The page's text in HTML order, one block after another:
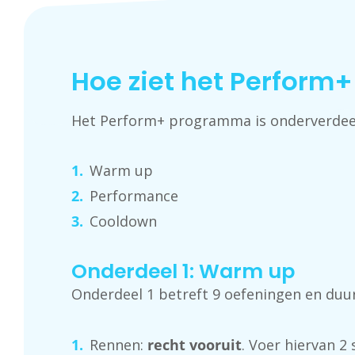
Hoe ziet het
Het Perform+ programma is
Warm up
Performance
Cooldown
Onderdeel 1: Warm up
Onderdeel 1 betreft 9 oefeningen en
Rennen: recht vooruit. Voer hiervan 2